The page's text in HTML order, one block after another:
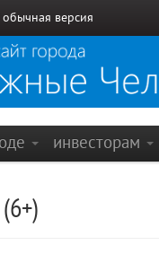
обычная версия
инвесторам